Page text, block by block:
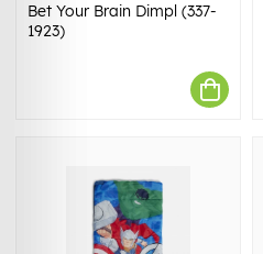
Bet Your Brain Dimpl (337-
1923)